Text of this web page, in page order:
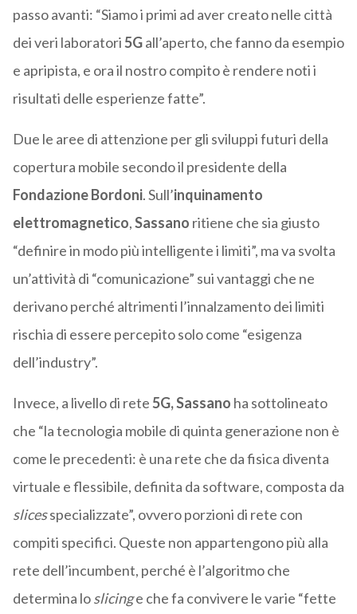
passo avanti: “Siamo i primi ad aver creato nelle città
dei veri laboratori5Gall’aperto, che fanno da esempio
e apripista, e ora il nostro compito è rendere noti i
risultati delle esperienze fatte”.
Due le aree di attenzione per gli sviluppi futuri della
copertura mobile secondo il presidente della
Fondazione Bordoni. Sull’inquinamento
elettromagnetico,Sassano ritiene che sia giusto
“definire in modo più intelligente i limiti”, ma va svolta
un’attività di “comunicazione” sui vantaggi che ne
derivano perché altrimenti l’innalzamento dei limiti
rischia di essere percepito solo come “esigenza
dell’industry”.
Invece, a livello di rete5G,Sassano ha sottolineato
che “la tecnologia mobile di quinta generazione non è
come le precedenti: è una rete che da fisica diventa
virtuale e flessibile, definita da software, composta da
slicesspecializzate”, ovvero porzioni di rete con
compiti specifici. Queste non appartengono più alla
rete dell’incumbent, perché è l’algoritmo che
determina loslicinge che fa convivere le varie “fette